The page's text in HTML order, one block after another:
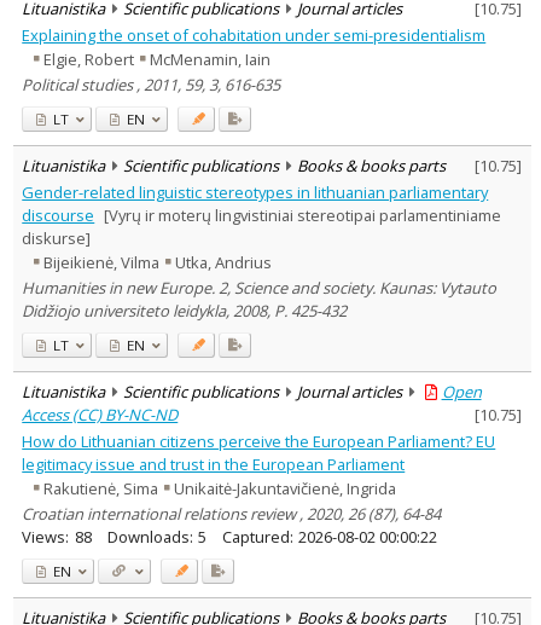
Lituanistika Scientific publications Journal articles [10.75]
Explaining the onset of cohabitation under semi-presidentialism
Elgie, Robert
McMenamin, Iain
Political studies , 2011, 59, 3, 616-635
LT EN
Lituanistika Scientific publications Books & books parts [10.75]
Gender-related linguistic stereotypes in lithuanian parliamentary
discourse [Vyrų ir moterų lingvistiniai stereotipai parlamentiniame
diskurse]
Bijeikienė, Vilma
Utka, Andrius
Humanities in new Europe. 2, Science and society. Kaunas: Vytauto
Didžiojo universiteto leidykla, 2008, P. 425-432
LT EN
Lituanistika Scientific publications Journal articles
Open
Access (CC) BY-NC-ND
[10.75]
How do Lithuanian citizens perceive the European Parliament? EU
legitimacy issue and trust in the European Parliament
Rakutienė, Sima
Unikaitė-Jakuntavičienė, Ingrida
Croatian international relations review , 2020, 26 (87), 64-84
Views: 88 Downloads: 5 Captured: 2026-08-02 00:00:22
EN
Lituanistika Scientific publications Books & books parts [10.75]